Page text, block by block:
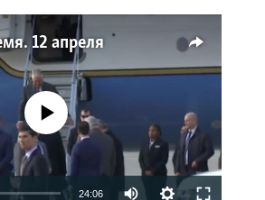
12 апреля
currently available
24:06